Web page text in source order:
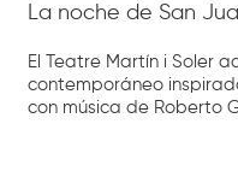
La noche de San
El Teatre Martín i Soler
contemporáneo
con música de Roberto